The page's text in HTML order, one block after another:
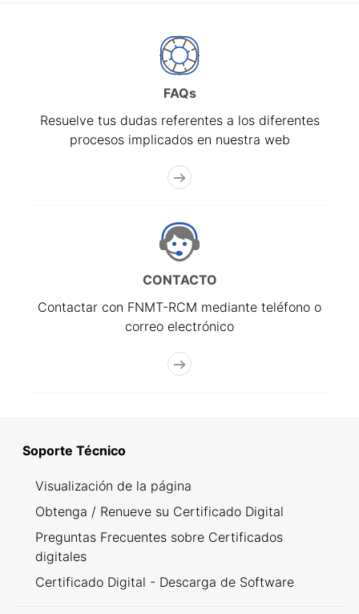
FAQs
Resuelve tus dudas referentes a los diferentes
procesos implicados en nuestra web
CONTACTO
Contactar con FNMT-RCM mediante teléfono o
correo electrónico
Soporte Técnico
Visualización de la página
Obtenga / Renueve su Certificado Digital
Preguntas Frecuentes sobre Certificados
digitales
Certificado Digital - Descarga de Software